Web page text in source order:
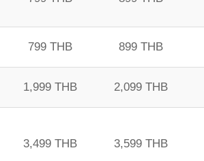
799 THB 899 THB
1,999 THB 2,099 THB
3,499 THB 3,599 THB